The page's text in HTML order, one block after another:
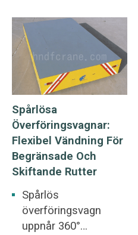
dem idealiska för
hantering av stora
laster i industriella
miljöer. De erbjuder
fyra kraftalternativ
för att säkerställa
flexibel, platsspecifik
drift och anpassar
sig sömlöst till olika
verkstadsmiljöer.
Spårlösa
Överföringsvagnar:
Flexibel Vändning För
Begränsade Och
Skiftande Rutter
Spårlös
överföringsvagn
uppnår 360°